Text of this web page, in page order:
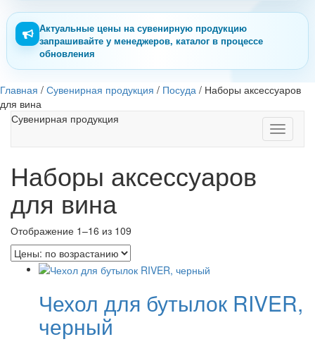
Актуальные цены на сувенирную продукцию
запрашивайте у менеджеров, каталог в процессе
обновления
Главная / Сувенирная продукция / Посуда / Наборы аксессуаров
для вина
Toggle
Сувенирная продукция
Наборы аксессуаров
для вина
Отображение 1–16 из 109
Чехол для бутылок RIVER,
черный